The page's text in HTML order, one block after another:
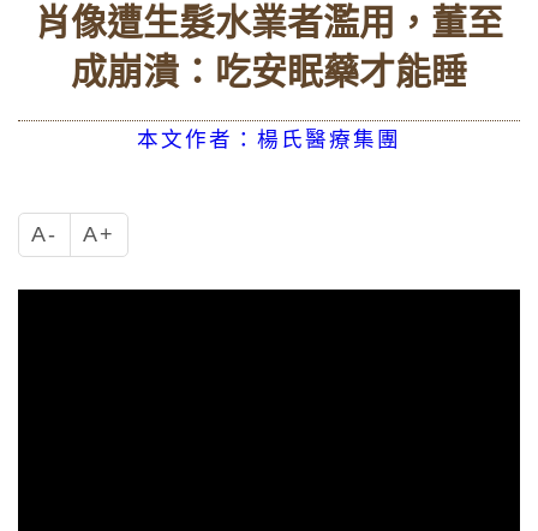
肖像遭生髮水業者濫用，董至
成崩潰：吃安眠藥才能睡
本文作者：楊氏醫療集團
A- A+